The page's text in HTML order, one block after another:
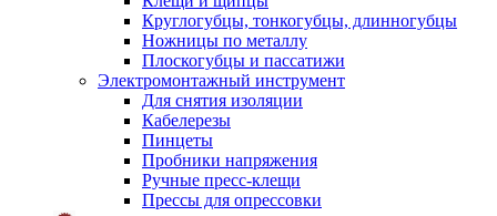
Круглогубцы, тонкогубцы, длинногубцы
Ножницы по металлу
Плоскогубцы и пассатижи
Электромонтажный инструмент
Для снятия изоляции
Кабелерезы
Пинцеты
Пробники напряжения
Ручные пресс-клещи
Прессы для опрессовки